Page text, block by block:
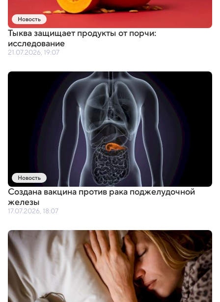
Новость
Тыква защищает продукты от порчи:
исследование
21.07.2026, 19:07
Новость
Создана вакцина против рака поджелудочной
железы
17.07.2026, 18:07